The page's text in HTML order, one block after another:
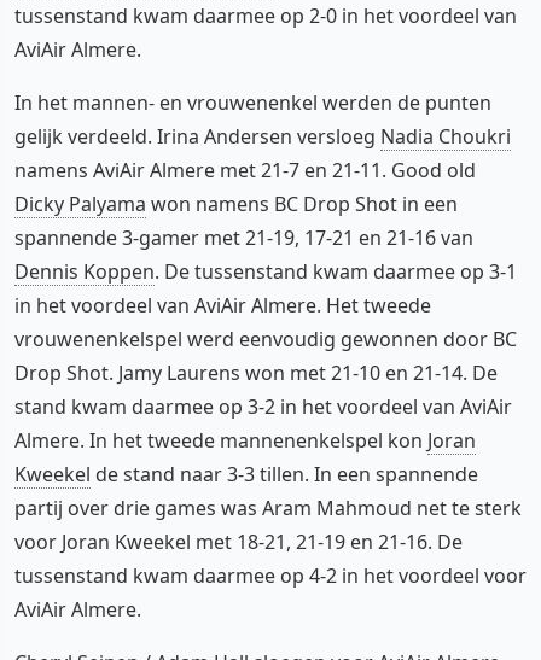
tussenstand kwam daarmee op 2-0 in het voordeel van
AviAir Almere.
In het mannen- en vrouwenenkel werden de punten
gelijk verdeeld. Irina Andersen versloeg Nadia Choukri
namens AviAir Almere met 21-7 en 21-11. Good old
Dicky Palyama won namens BC Drop Shot in een
spannende 3-gamer met 21-19, 17-21 en 21-16 van
Dennis Koppen. De tussenstand kwam daarmee op 3-1
in het voordeel van AviAir Almere. Het tweede
vrouwenenkelspel werd eenvoudig gewonnen door BC
Drop Shot. Jamy Laurens won met 21-10 en 21-14. De
stand kwam daarmee op 3-2 in het voordeel van AviAir
Almere. In het tweede mannenenkelspel kon Joran
Kweekel de stand naar 3-3 tillen. In een spannende
partij over drie games was Aram Mahmoud net te sterk
voor Joran Kweekel met 18-21, 21-19 en 21-16. De
tussenstand kwam daarmee op 4-2 in het voordeel voor
AviAir Almere.